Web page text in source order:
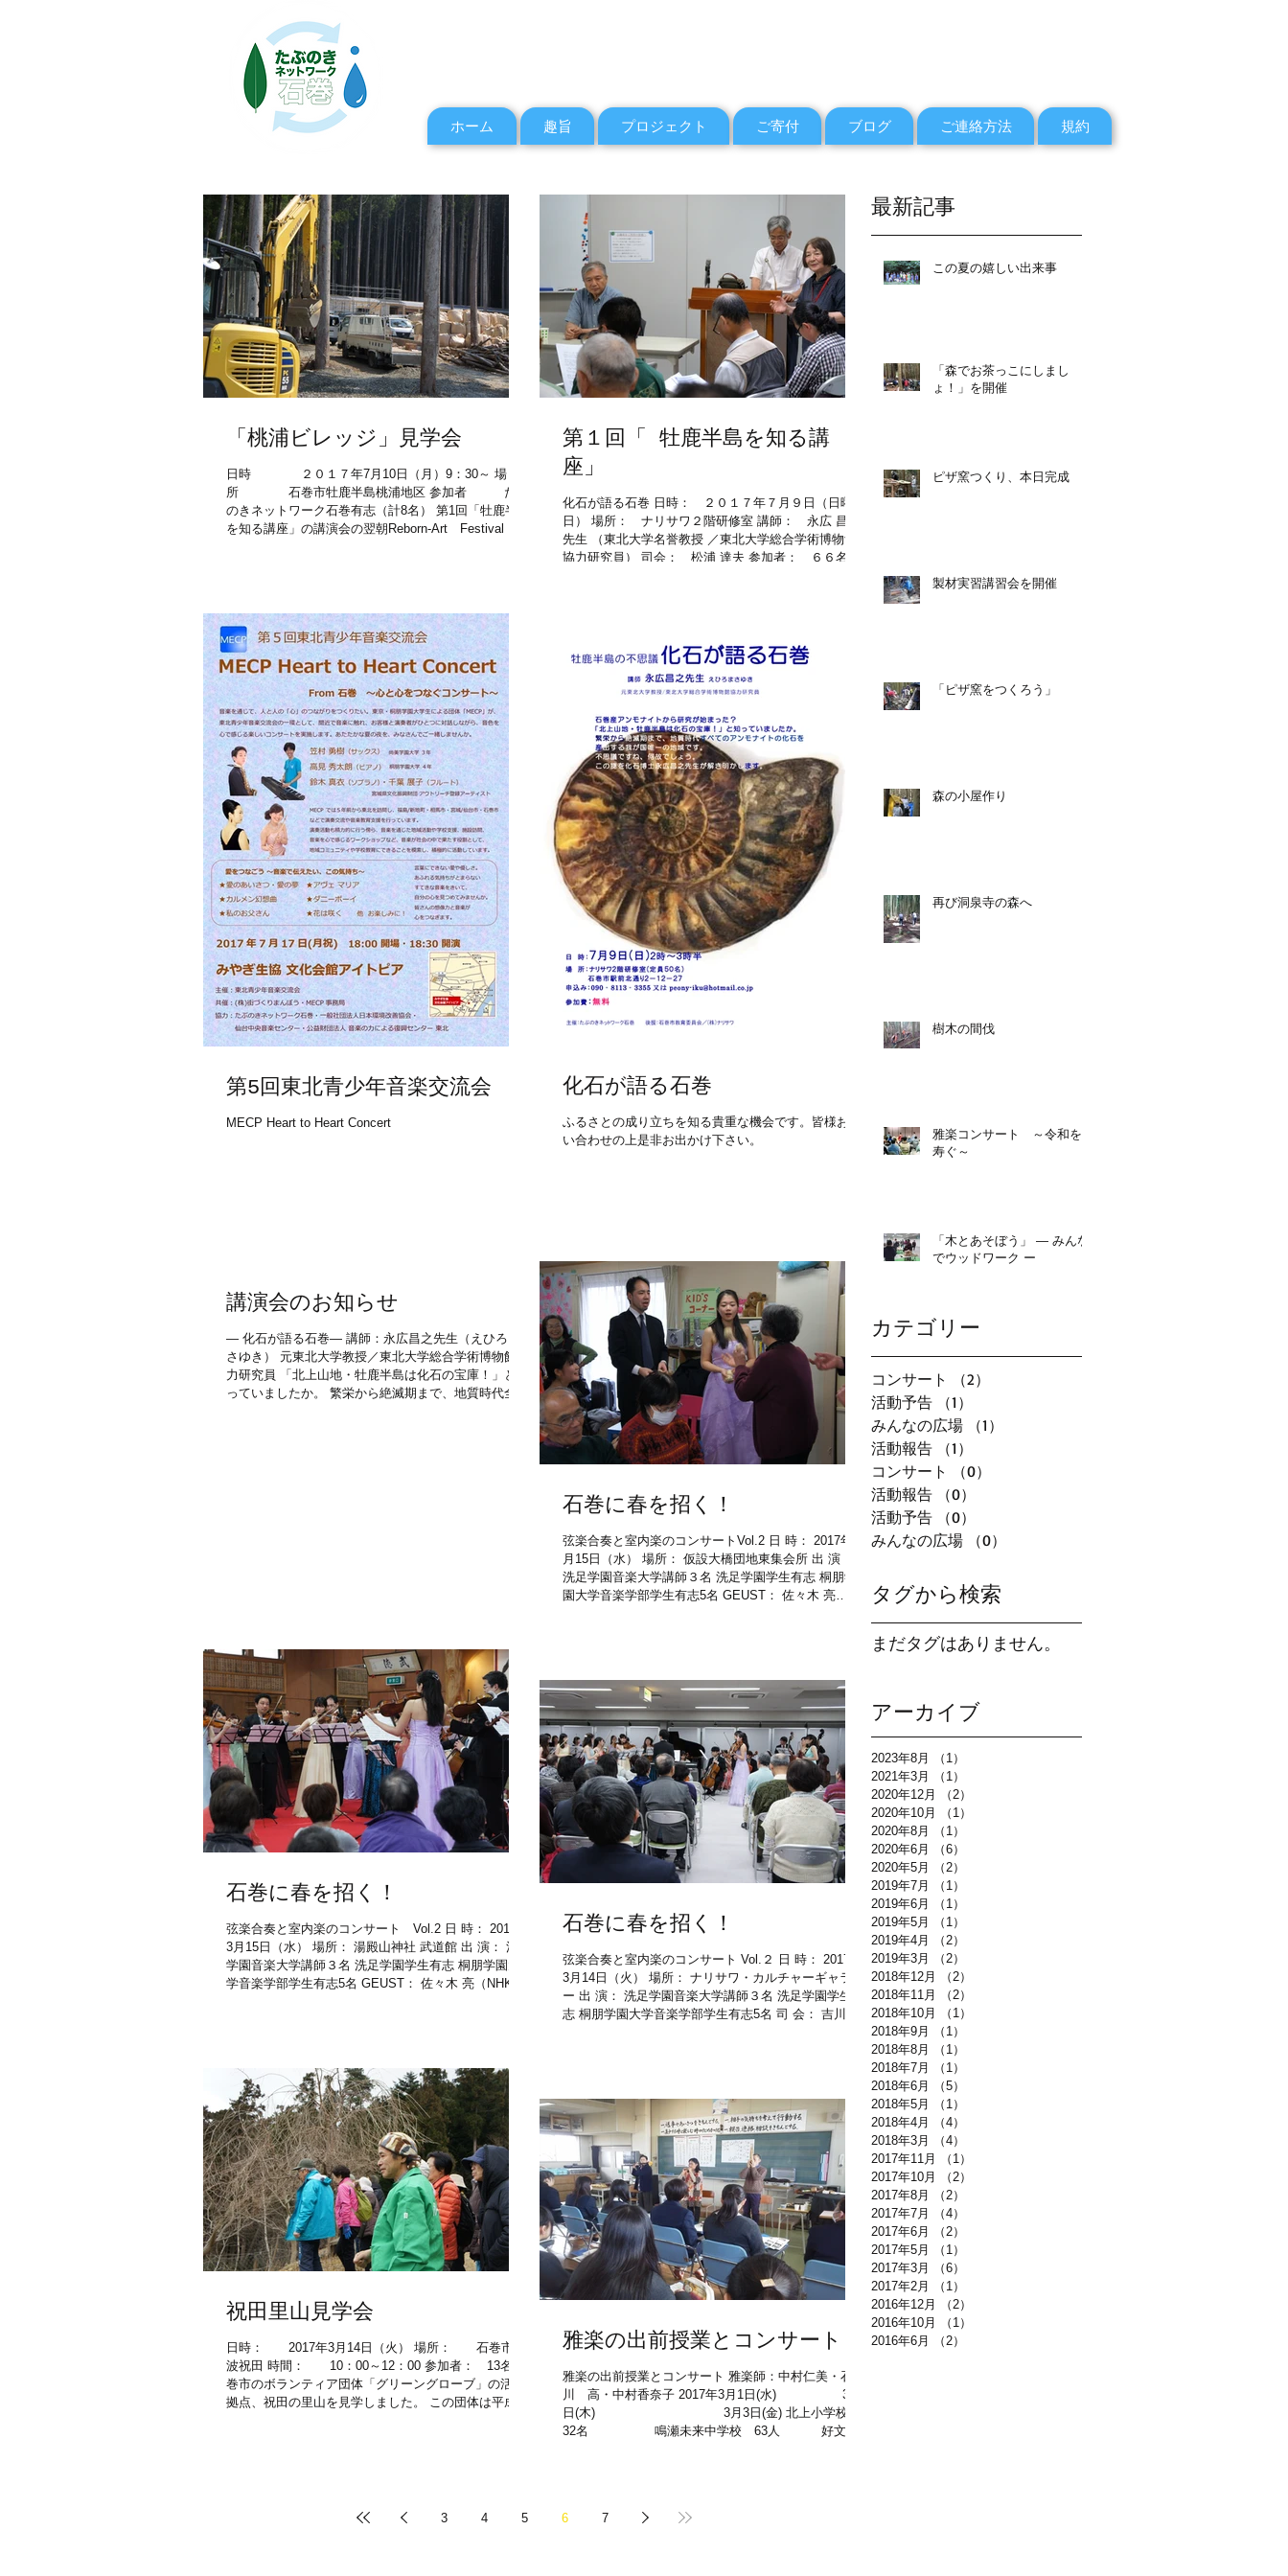
ホーム 趣旨 プロジェクト ご寄付 ブログ ご連絡方法 規約
「桃浦ビレッジ」見学会
日時 ２０１７年7月10日（月）9：30～ 場
所 石巻市牡鹿半島桃浦地区 参加者 たぶ
のきネットワーク石巻有志（計8名） 第1回「牡鹿半島
を知る講座」の講演会の翌朝Reborn-Art Festival
第１回「 牡鹿半島を知る講
座」
化石が語る石巻 日時： ２０１７年７月９日（日曜
日） 場所： ナリサワ２階研修室 講師： 永広 昌之
先生 （東北大学名誉教授 ／東北大学総合学術博物館
協力研究員） 司会： 松浦 達夫 参加者： ６６名 主
第5回東北青少年音楽交流会
MECP Heart to Heart Concert
化石が語る石巻
ふるさとの成り立ちを知る貴重な機会です。皆様お誘
い合わせの上是非お出かけ下さい。
講演会のお知らせ
― 化石が語る石巻― 講師：永広昌之先生（えひろま
さゆき） 元東北大学教授／東北大学総合学術博物館協
力研究員 「北上山地・牡鹿半島は化石の宝庫！」と知
っていましたか。 繁栄から絶滅期まで、地質時代全て
石巻に春を招く！
弦楽合奏と室内楽のコンサートVol.2 日 時： 2017年3
月15日（水） 場所： 仮設大橋団地東集会所 出 演：
洗足学園音楽大学講師３名 洗足学園学生有志 桐朋学
園大学音楽学部学生有志5名 GEUST： 佐々木 亮
石巻に春を招く！
弦楽合奏と室内楽のコンサート Vol.2 日 時： 2017年
3月15日（水） 場所： 湯殿山神社 武道館 出 演： 洗足
学園音楽大学講師３名 洗足学園学生有志 桐朋学園大
学音楽学部学生有志5名 GEUST： 佐々木 亮（NHK交
石巻に春を招く！
弦楽合奏と室内楽のコンサート Vol.２ 日 時： 2017年
3月14日（火） 場所： ナリサワ・カルチャーギャラリ
ー 出 演： 洗足学園音楽大学講師３名 洗足学園学生有
志 桐朋学園大学音楽学部学生有志5名 司 会： 吉川和
祝田里山見学会
日時： 2017年3月14日（火） 場所： 石巻市渡
波祝田 時間： 10：00～12：00 参加者： 13名 石
巻市のボランティア団体「グリーングローブ」の活動
拠点、祝田の里山を見学しました。 この団体は平成10
雅楽の出前授業とコンサート
雅楽の出前授業とコンサート 雅楽師：中村仁美・石
川 高・中村香奈子 2017年3月1日(水) 3月2
日(木) 3月3日(金) 北上小学校
32名 鳴瀬未来中学校 63人 好文館
3 4 5 6 7
最新記事
この夏の嬉しい出来事
「森でお茶っこにしまし
ょ！」を開催
ピザ窯つくり、本日完成
製材実習講習会を開催
「ピザ窯をつくろう」
森の小屋作り
再び洞泉寺の森へ
樹木の間伐
雅楽コンサート ～令和を
寿ぐ～
「木とあそぼう」 ― みんな
でウッドワーク ー
カテゴリー
コンサート （2）
活動予告
（1）
みんなの広場
（1）
活動報告
（1）
コンサート
（0）
活動報告
（0）
活動予告
（0）
みんなの広場
（0）
タグから検索
まだタグはありません。
アーカイブ
2023年8月 （1）
2021年3月
（1）
2020年12月
（2）
2020年10月
（1）
2020年8月
（1）
2020年6月
（6）
2020年5月
（2）
2019年7月
（1）
2019年6月
（1）
2019年5月
（1）
2019年4月
（2）
2019年3月
（2）
2018年12月
（2）
2018年11月
（2）
2018年10月
（1）
2018年9月
（1）
2018年8月
（1）
2018年7月
（1）
2018年6月
（5）
2018年5月
（1）
2018年4月
（4）
2018年3月
（4）
2017年11月
（1）
2017年10月
（2）
2017年8月
（2）
2017年7月
（4）
2017年6月
（2）
2017年5月
（1）
2017年3月
（6）
2017年2月
（1）
2016年12月
（2）
2016年10月
（1）
2016年6月
（2）